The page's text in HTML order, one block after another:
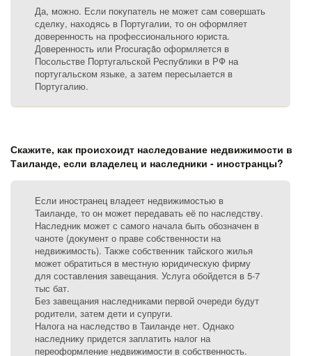
Да, можно. Если покупатель не может сам совершать
сделку, находясь в Португалии, то он оформляет
доверенность на профессионального юриста.
Доверенность или Procuração оформляется в
Посольстве Португальской Республики в РФ на
португальском языке, а затем пересылается в
Португалию.
Скажите, как происхоидт наследование недвижимости в
Таиланде, если владелец и наследники - иностранцы?
Если иностранец владеет недвижимостью в
Таиланде, то он может передавать её по наследству.
Наследник может с самого начала быть обозначен в
чаноте (документ о праве собственности на
недвижимость). Также собственник тайского жилья
может обратиться в местную юридическую фирму
для составления завещания. Услуга обойдется в 5-7
тыс бат.
Без завещания наследниками первой очереди будут
родители, затем дети и супруги.
Налога на наследство в Таиланде нет. Однако
наследнику придется заплатить налог на
переоформление недвижимости в собственность.